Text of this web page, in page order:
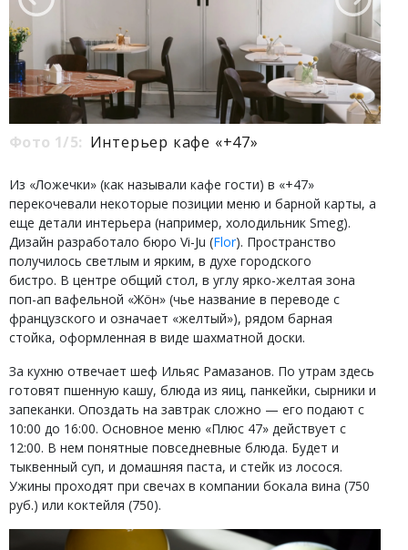
Фото 1/5: Интерьер кафе «+47»
Из «Ложечки» (как называли кафе гости) в «+47»
перекочевали некоторые позиции меню и барной карты, а
еще детали интерьера (например, холодильник Smeg).
Дизайн разработало бюро Vi-Ju (Flor). Пространство
получилось светлым и ярким, в духе городского
бистро. В центре общий стол, в углу ярко-желтая зона
поп-ап вафельной «Жöн» (чье название в переводе с
французского и означает «желтый»), рядом барная
стойка, оформленная в виде шахматной доски.
За кухню отвечает шеф Ильяс Рамазанов. По утрам здесь
готовят пшенную кашу, блюда из яиц, панкейки, сырники и
запеканки. Опоздать на завтрак сложно — его подают с
10:00 до 16:00. Основное меню «Плюс 47» действует с
12:00. В нем понятные повседневные блюда. Будет и
тыквенный суп, и домашняя паста, и стейк из лосося.
Ужины проходят при свечах в компании бокала вина (750
руб.) или коктейля (750).